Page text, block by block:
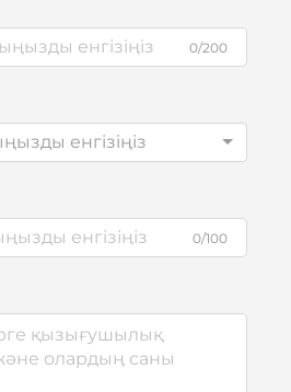
0/200
енгізіңіз
0/100